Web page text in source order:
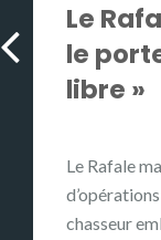
Le
le
libre »
Le Rafale
chasseur